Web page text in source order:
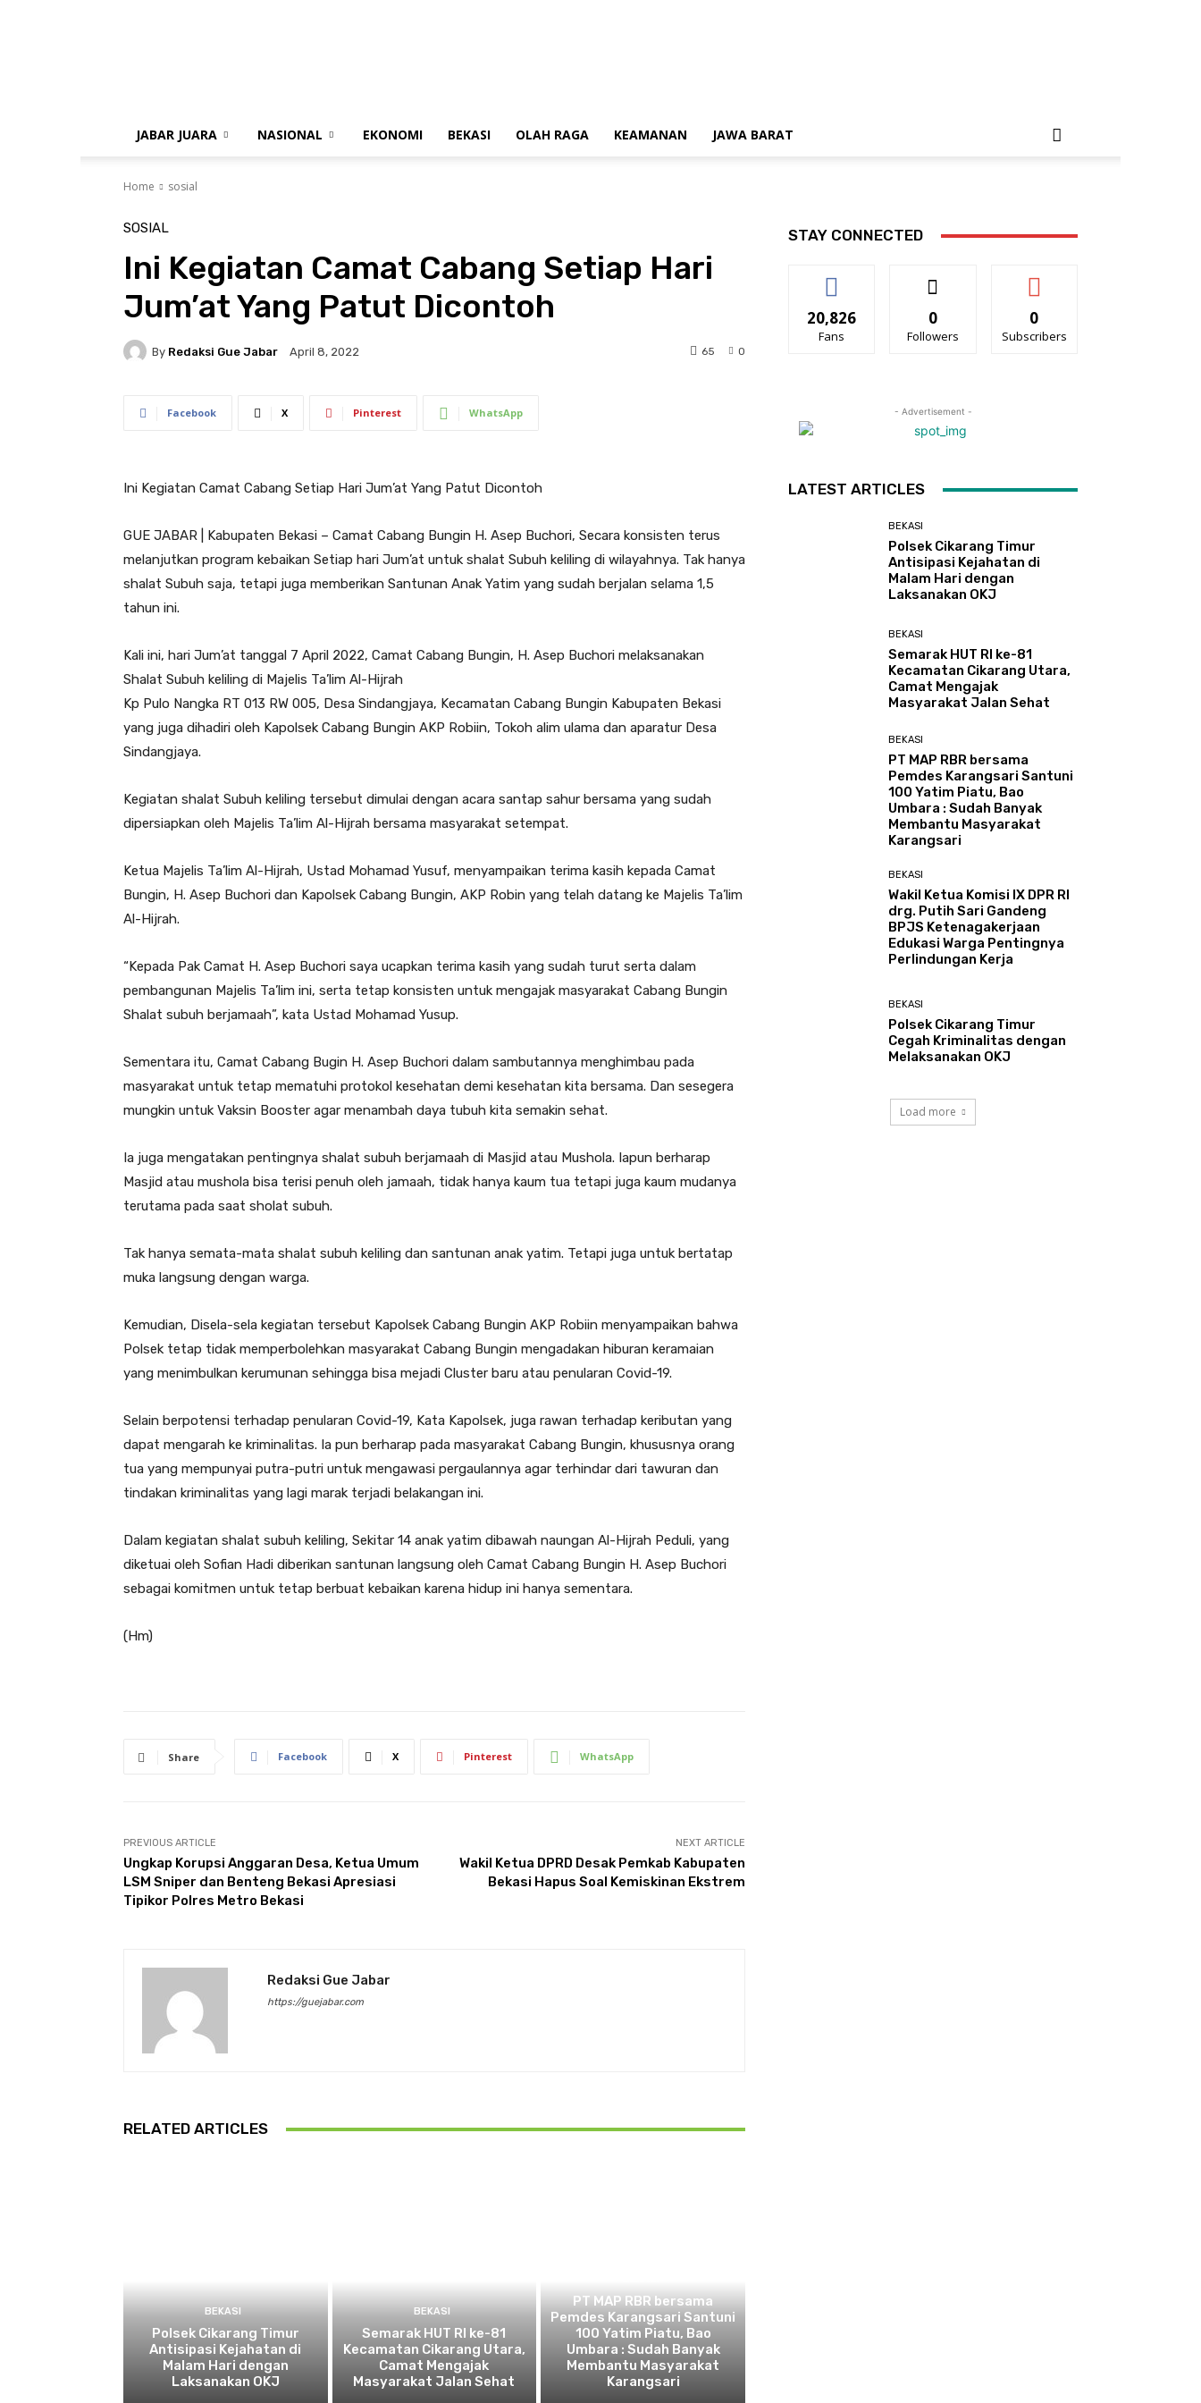
JABAR JUARA NASIONAL EKONOMI BEKASI OLAH RAGA KEAMANAN JAWA BARAT
Home sosial
SOSIAL
Ini Kegiatan Camat Cabang Setiap Hari
Jum’at Yang Patut Dicontoh
By Redaksi Gue Jabar April 8, 2022 0
65
Facebook X Pinterest WhatsApp
Ini Kegiatan Camat Cabang Setiap Hari Jum’at Yang Patut Dicontoh
GUE JABAR | Kabupaten Bekasi – Camat Cabang Bungin H. Asep Buchori, Secara konsisten terus
melanjutkan program kebaikan Setiap hari Jum’at untuk shalat Subuh keliling di wilayahnya. Tak hanya
shalat Subuh saja, tetapi juga memberikan Santunan Anak Yatim yang sudah berjalan selama 1,5
tahun ini.
Kali ini, hari Jum’at tanggal 7 April 2022, Camat Cabang Bungin, H. Asep Buchori melaksanakan
Shalat Subuh keliling di Majelis Ta’lim Al-Hijrah
Kp Pulo Nangka RT 013 RW 005, Desa Sindangjaya, Kecamatan Cabang Bungin Kabupaten Bekasi
yang juga dihadiri oleh Kapolsek Cabang Bungin AKP Robiin, Tokoh alim ulama dan aparatur Desa
Sindangjaya.
Kegiatan shalat Subuh keliling tersebut dimulai dengan acara santap sahur bersama yang sudah
dipersiapkan oleh Majelis Ta’lim Al-Hijrah bersama masyarakat setempat.
Ketua Majelis Ta’lim Al-Hijrah, Ustad Mohamad Yusuf, menyampaikan terima kasih kepada Camat
Bungin, H. Asep Buchori dan Kapolsek Cabang Bungin, AKP Robin yang telah datang ke Majelis Ta’lim
Al-Hijrah.
“Kepada Pak Camat H. Asep Buchori saya ucapkan terima kasih yang sudah turut serta dalam
pembangunan Majelis Ta’lim ini, serta tetap konsisten untuk mengajak masyarakat Cabang Bungin
Shalat subuh berjamaah”, kata Ustad Mohamad Yusup.
Sementara itu, Camat Cabang Bugin H. Asep Buchori dalam sambutannya menghimbau pada
masyarakat untuk tetap mematuhi protokol kesehatan demi kesehatan kita bersama. Dan sesegera
mungkin untuk Vaksin Booster agar menambah daya tubuh kita semakin sehat.
Ia juga mengatakan pentingnya shalat subuh berjamaah di Masjid atau Mushola. Iapun berharap
Masjid atau mushola bisa terisi penuh oleh jamaah, tidak hanya kaum tua tetapi juga kaum mudanya
terutama pada saat sholat subuh.
Tak hanya semata-mata shalat subuh keliling dan santunan anak yatim. Tetapi juga untuk bertatap
muka langsung dengan warga.
Kemudian, Disela-sela kegiatan tersebut Kapolsek Cabang Bungin AKP Robiin menyampaikan bahwa
Polsek tetap tidak memperbolehkan masyarakat Cabang Bungin mengadakan hiburan keramaian
yang menimbulkan kerumunan sehingga bisa mejadi Cluster baru atau penularan Covid-19.
Selain berpotensi terhadap penularan Covid-19, Kata Kapolsek, juga rawan terhadap keributan yang
dapat mengarah ke kriminalitas. Ia pun berharap pada masyarakat Cabang Bungin, khususnya orang
tua yang mempunyai putra-putri untuk mengawasi pergaulannya agar terhindar dari tawuran dan
tindakan kriminalitas yang lagi marak terjadi belakangan ini.
Dalam kegiatan shalat subuh keliling, Sekitar 14 anak yatim dibawah naungan Al-Hijrah Peduli, yang
diketuai oleh Sofian Hadi diberikan santunan langsung oleh Camat Cabang Bungin H. Asep Buchori
sebagai komitmen untuk tetap berbuat kebaikan karena hidup ini hanya sementara.
(Hm)
Share Facebook X Pinterest WhatsApp
PREVIOUS ARTICLE
Ungkap Korupsi Anggaran Desa, Ketua Umum
LSM Sniper dan Benteng Bekasi Apresiasi
Tipikor Polres Metro Bekasi
NEXT ARTICLE
Wakil Ketua DPRD Desak Pemkab Kabupaten
Bekasi Hapus Soal Kemiskinan Ekstrem
Redaksi Gue Jabar
https://guejabar.com
RELATED ARTICLES
BEKASI
Polsek Cikarang Timur
Antisipasi Kejahatan di
Malam Hari dengan
Laksanakan OKJ
BEKASI
Semarak HUT RI ke-81
Kecamatan Cikarang Utara,
Camat Mengajak
Masyarakat Jalan Sehat
PT MAP RBR bersama
Pemdes Karangsari Santuni
100 Yatim Piatu, Bao
Umbara : Sudah Banyak
Membantu Masyarakat
Karangsari
STAY CONNECTED
20,826
Fans
0
Followers
0
Subscribers
- Advertisement -
LATEST ARTICLES
BEKASI
Polsek Cikarang Timur
Antisipasi Kejahatan di
Malam Hari dengan
Laksanakan OKJ
BEKASI
Semarak HUT RI ke-81
Kecamatan Cikarang Utara,
Camat Mengajak
Masyarakat Jalan Sehat
BEKASI
PT MAP RBR bersama
Pemdes Karangsari Santuni
100 Yatim Piatu, Bao
Umbara : Sudah Banyak
Membantu Masyarakat
Karangsari
BEKASI
Wakil Ketua Komisi IX DPR RI
drg. Putih Sari Gandeng
BPJS Ketenagakerjaan
Edukasi Warga Pentingnya
Perlindungan Kerja
BEKASI
Polsek Cikarang Timur
Cegah Kriminalitas dengan
Melaksanakan OKJ
Load more